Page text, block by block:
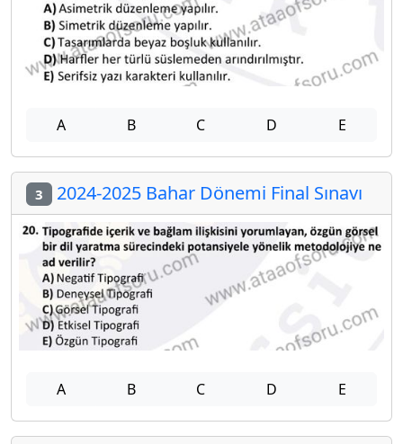
A B C D E
3 2024-2025 Bahar Dönemi Final Sınavı
A B C D E